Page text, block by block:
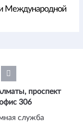
Международной
проспект
306
служба